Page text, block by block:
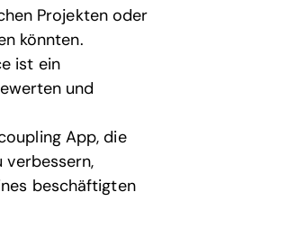
Projekten oder
könnten.
ist ein
und
App, die
verbessern,
beschäftigten